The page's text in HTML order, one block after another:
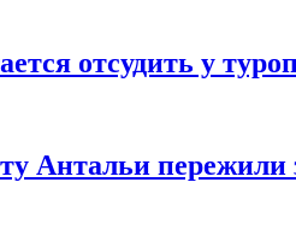
отсудить у
Антальи